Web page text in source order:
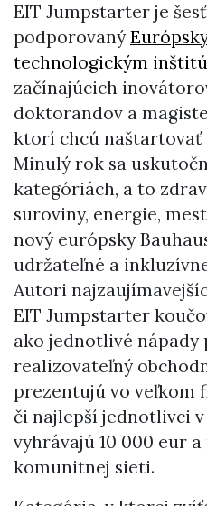
EIT Jumpstarter je
podporovaný
technologickým
začínajúcich
doktorandov a
ktorí chcú naštartovať
Minulý rok sa
kategóriách, a to
suroviny, energie,
nový európsky
udržateľné a
Autori
EIT Jumpstarter
ako jednotlivé nápady
realizovateľný
prezentujú vo veľkom
či najlepší jednotlivci
vyhrávajú 10 000 eur
komunitnej sieti.